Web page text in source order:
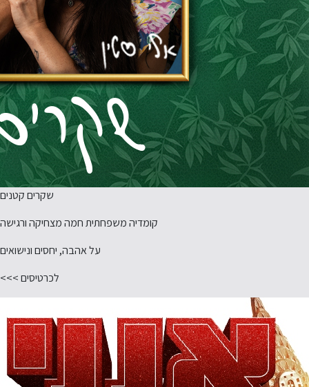
שקרים קטנים
קומדיה משפחתית חמה מצחיקה ורגישה
על אהבה, יחסים ונישואים
לכרטיסים >>>